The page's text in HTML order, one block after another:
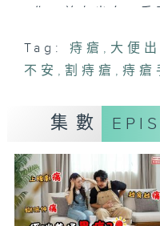
保守治療又無效
療。
痔瘡十分常見，很
大腸癌及直腸癌
掉以輕心，以免
因、徵狀、預防及
主持︰梁凱寧、黄
Tag: 痔瘡 , 大便
不安 , 割痔瘡 ,痔瘡
集數